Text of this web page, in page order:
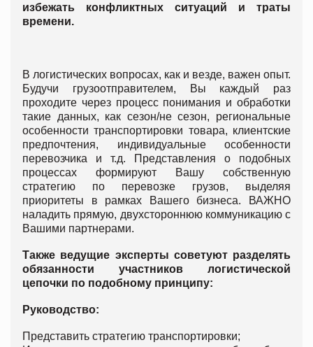
избежать конфликтных ситуаций и траты
времени.
В логистических вопросах, как и везде, важен опыт.
Будучи грузоотправителем, Вы каждый раз
проходите через процесс понимания и обработки
такие данных, как сезон/не сезон, региональные
особенности транспортировки товара, клиентские
предпочтения, индивидуальные особенности
перевозчика и т.д. Представления о подобных
процессах формируют Вашу собственную
стратегию по перевозке грузов, выделяя
приоритеты в рамках Вашего бизнеса. ВАЖНО
наладить прямую, двухстороннюю коммуникацию с
Вашими партнерами.
Также ведущие эксперты советуют разделять
обязанности участников логистической
цепочки по подобному принципу:
Руководство:
Представить стратегию транспортировки;